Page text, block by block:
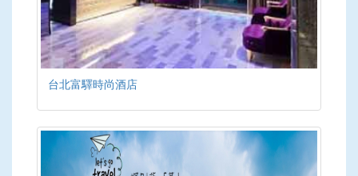
台北富驛時尚酒店